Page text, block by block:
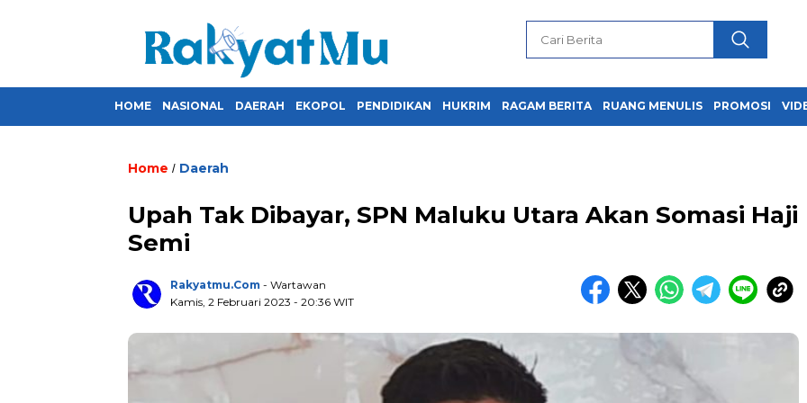
HOME NASIONAL DAERAH EKOPOL PENDIDIKAN HUKRIM RAGAM BERITA RUANG MENULIS PROMOSI
Home / Daerah
Upah Tak Dibayar, SPN Maluku Utara Akan Somasi Haji
Semi
Rakyatmu.com - Wartawan
Kamis, 2 Februari 2023 - 20:36 WIT